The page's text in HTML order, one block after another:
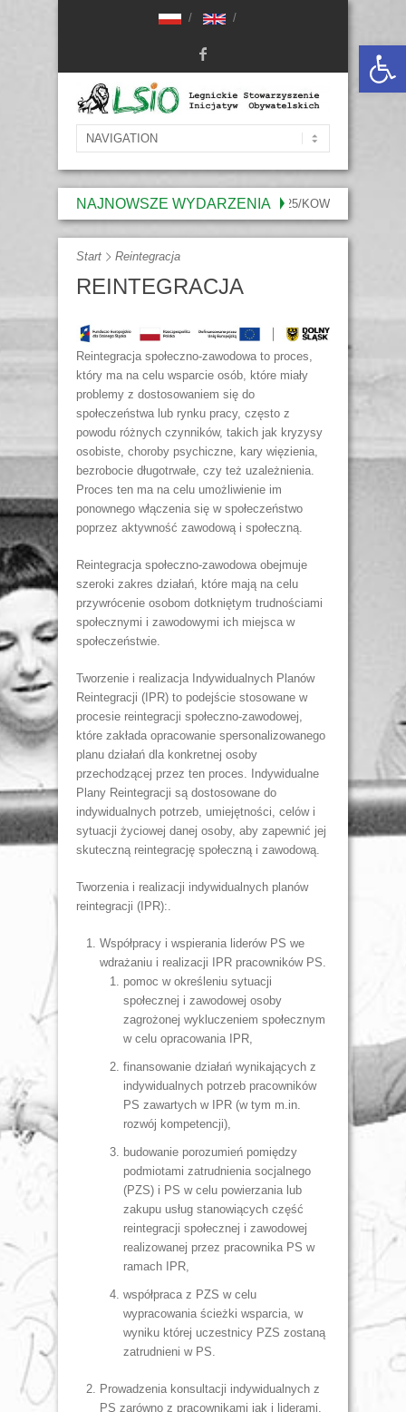
NAJNOWSZE WYDARZENIA
WYNIKI NABORU WNIOSKÓW NR XLIV/2025/KOW
Start Reintegracja
REINTEGRACJA
Reintegracja społeczno-zawodowa to proces,
który ma na celu wsparcie osób, które miały
problemy z dostosowaniem się do
społeczeństwa lub rynku pracy, często z
powodu różnych czynników, takich jak kryzysy
osobiste, choroby psychiczne, kary więzienia,
bezrobocie długotrwałe, czy też uzależnienia.
Proces ten ma na celu umożliwienie im
ponownego włączenia się w społeczeństwo
poprzez aktywność zawodową i społeczną.
Reintegracja społeczno-zawodowa obejmuje
szeroki zakres działań, które mają na celu
przywrócenie osobom dotkniętym trudnościami
społecznymi i zawodowymi ich miejsca w
społeczeństwie.
Tworzenie i realizacja Indywidualnych Planów
Reintegracji (IPR) to podejście stosowane w
procesie reintegracji społeczno-zawodowej,
które zakłada opracowanie spersonalizowanego
planu działań dla konkretnej osoby
przechodzącej przez ten proces. Indywidualne
Plany Reintegracji są dostosowane do
indywidualnych potrzeb, umiejętności, celów i
sytuacji życiowej danej osoby, aby zapewnić jej
skuteczną reintegrację społeczną i zawodową.
Tworzenia i realizacji indywidualnych planów
reintegracji (IPR):.
Współpracy i wspierania liderów PS we
wdrażaniu i realizacji IPR pracowników PS.
pomoc w określeniu sytuacji
społecznej i zawodowej osoby
zagrożonej wykluczeniem społecznym
w celu opracowania IPR,
finansowanie działań wynikających z
indywidualnych potrzeb pracowników
PS zawartych w IPR (w tym m.in.
rozwój kompetencji),
budowanie porozumień pomiędzy
podmiotami zatrudnienia socjalnego
(PZS) i PS w celu powierzania lub
zakupu usług stanowiących część
reintegracji społecznej i zawodowej
realizowanej przez pracownika PS w
ramach IPR,
współpraca z PZS w celu
wypracowania ścieżki wsparcia, w
wyniku której uczestnicy PZS zostaną
zatrudnieni w PS.
Prowadzenia konsultacji indywidualnych z
PS zarówno z pracownikami jak i liderami.